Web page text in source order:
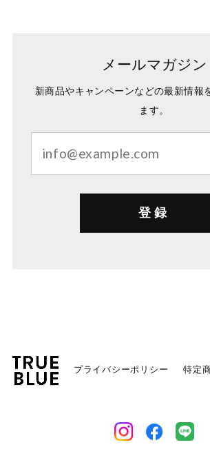
メールマガジン
新商品やキャンペーンなどの最新情報
ます。
登録
プライバシーポリシー 特定